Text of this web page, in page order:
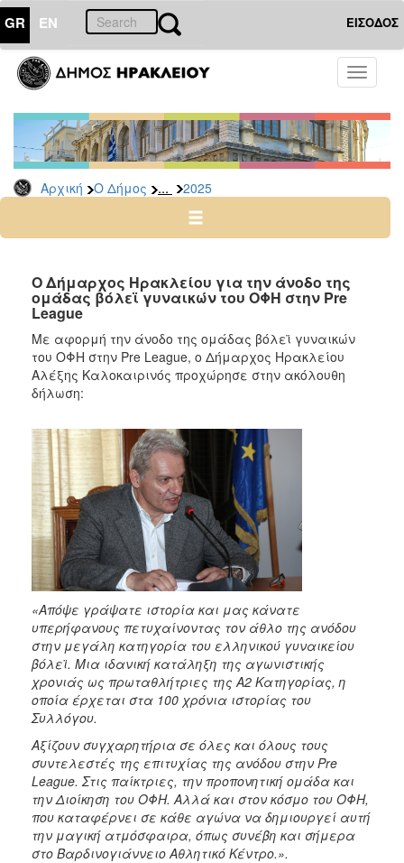
GR EN ΕΙΣΟΔΟΣ
Toggle
Αρχική Ο Δήμος ... 2025
ΔΗΜΟΣ
Δελτία
Τύπου
Αρχείο
2026
2024
2022
2020
2019
2018
2017
2016
2015
2013
2012
2011
2010
2006
ΤΟΠΟΣ
ΠΟΛΙΤΙΣΜΟΣ
ΑΝΘΕΚΤΙΚΗ
ΠΟΛΗ
Ο Δήμαρχος Ηρακλείου για την άνοδο της
ομάδας βόλεϊ γυναικών του ΟΦΗ στην Pre
League
Με αφορμή την άνοδο της ομάδας βόλεϊ γυναικών
του ΟΦΗ στην Pre League, ο Δήμαρχος Ηρακλείου
Αλέξης Καλοκαιρινός προχώρησε στην ακόλουθη
δήλωση:
«Απόψε γράψατε ιστορία και μας κάνατε
υπερήφανους πετυχαίνοντας τον άθλο της ανόδου
στην μεγάλη κατηγορία του ελληνικού γυναικείου
βόλεϊ. Μια ιδανική κατάληξη της αγωνιστικής
χρονιάς ως πρωταθλήτριες της Α2 Κατηγορίας, η
οποία έρχεται στα 100 χρόνια ιστορίας του
Συλλόγου.
Αξίζουν συγχαρητήρια σε όλες και όλους τους
συντελεστές της επιτυχίας της ανόδου στην Pre
League. Στις παίκτριες, την προπονητική ομάδα και
την Διοίκηση του ΟΦΗ. Αλλά και στον κόσμο του ΟΦΗ,
που καταφέρνει σε κάθε αγώνα να δημιουργεί αυτή
την μαγική ατμόσφαιρα, όπως συνέβη και σήμερα
στο Βαρδινογιάννειο Αθλητικό Κέντρο.».